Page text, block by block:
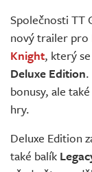
Živě
Společnosti TT
nový trailer pro
Knight, který
Deluxe Edition
bonusy, ale
hry.
Deluxe Edition
také balík